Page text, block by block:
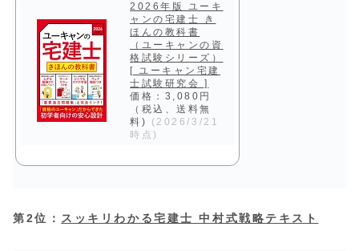
2026年版 ユーキ
ャンの宅建士 き
ほんの教科書
（ユーキャンの資
格試験シリーズ）
[ ユーキャン宅建
士試験研究会 ]
価格：3,080円
（税込、送料無
料)
(2026/3/21
時点)
第2位： スッキリわかる宅建士 中村式戦略テキスト